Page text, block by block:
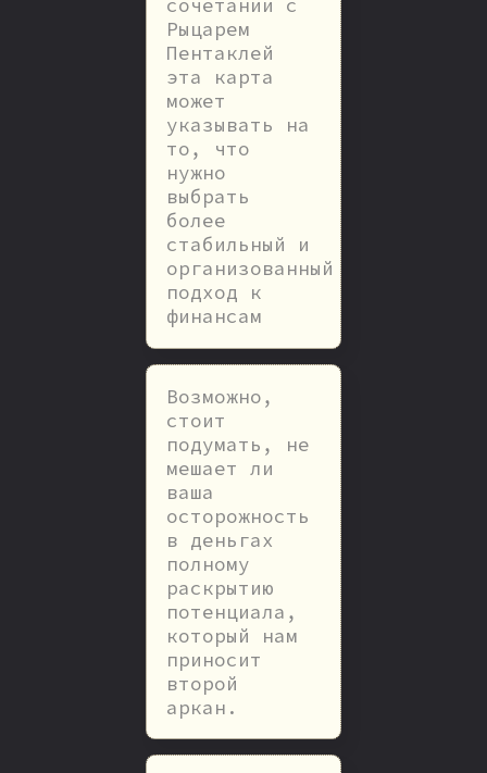
сочетании с
Рыцарем
Пентаклей
эта карта
может
указывать на
то, что
нужно
выбрать
более
стабильный и
организованный
подход к
финансам
Возможно,
стоит
подумать, не
мешает ли
ваша
осторожность
в деньгах
полному
раскрытию
потенциала,
который нам
приносит
второй
аркан.